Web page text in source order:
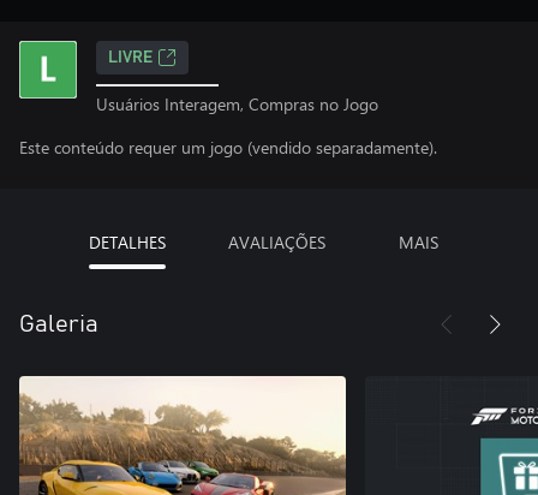
LIVRE
Usuários Interagem, Compras no Jogo
Este conteúdo requer um jogo (vendido separadamente).
DETALHES AVALIAÇÕES MAIS
Galeria